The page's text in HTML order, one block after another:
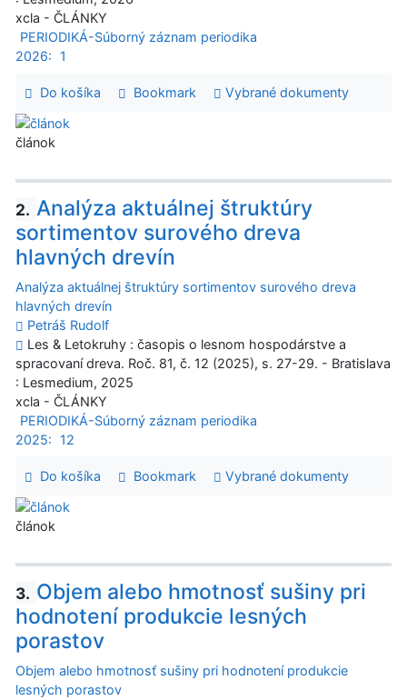
xcla - ČLÁNKY
PERIODIKÁ-Súborný záznam periodika
2026:
1
Do košíka Bookmark Vybrané dokumenty
článok
2. Analýza aktuálnej štruktúry
sortimentov surového dreva
hlavných drevín
Analýza aktuálnej štruktúry sortimentov surového dreva
hlavných drevín
Petráš Rudolf
Les & Letokruhy : časopis o lesnom hospodárstve a
spracovaní dreva. Roč. 81, č. 12 (2025), s. 27-29. - Bratislava
: Lesmedium, 2025
xcla - ČLÁNKY
PERIODIKÁ-Súborný záznam periodika
2025:
12
Do košíka Bookmark Vybrané dokumenty
článok
3. Objem alebo hmotnosť sušiny pri
hodnotení produkcie lesných
porastov
Objem alebo hmotnosť sušiny pri hodnotení produkcie
lesných porastov